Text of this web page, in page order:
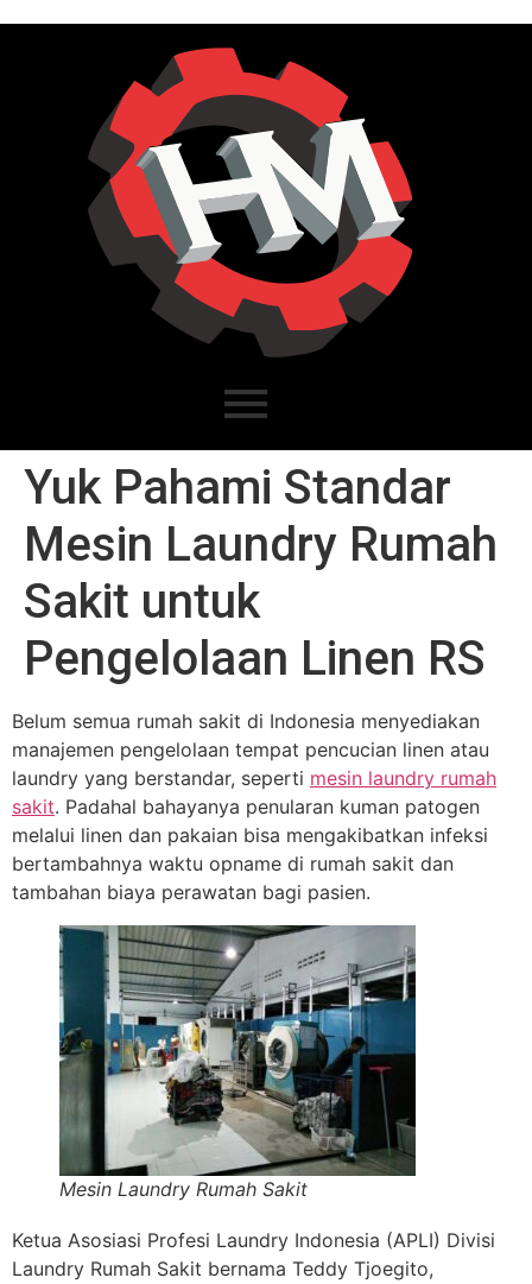
Yuk Pahami Standar
Mesin Laundry Rumah
Sakit untuk
Pengelolaan Linen RS
Belum semua rumah sakit di Indonesia menyediakan
manajemen pengelolaan tempat pencucian linen atau
laundry yang berstandar, seperti mesin laundry rumah
sakit. Padahal bahayanya penularan kuman patogen
melalui linen dan pakaian bisa mengakibatkan infeksi
bertambahnya waktu opname di rumah sakit dan
tambahan biaya perawatan bagi pasien.
Mesin Laundry Rumah Sakit
Ketua Asosiasi Profesi Laundry Indonesia (APLI) Divisi
Laundry Rumah Sakit bernama Teddy Tjoegito,